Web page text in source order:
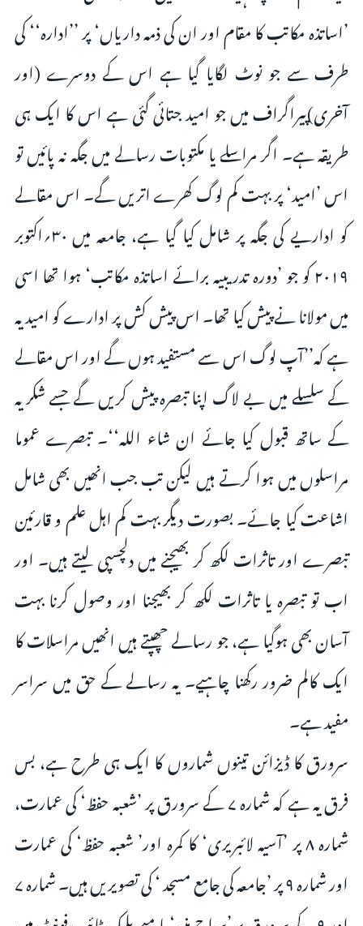
’اساتذہ مکاتب کا مقام اور ان کی ذمہ داریاں‘ پر ’’ادارہ‘‘ کی
طرف سے جو نوٹ لگایا گیا ہے اس کے دوسرے (اور
آخری)پیراگراف میں جو امید جتائی گئی ہے اس کا ایک ہی
طریقہ ہے۔ اگر مراسلے یا مکتوبات رسالے میں جگہ نہ پائیں تو
اس ’امید‘ پر بہت کم لوگ کھرے اتریں گے۔ اس مقالے
کو اداریے کی جگہ پر شامل کیا گیا ہے، جامعہ میں ۳۰؍اکتوبر
۲۰۱۹ کو جو ’دورہ تدریبیہ برائے اساتذہ مکاتب‘ ہوا تھا اسی
میں مولانا نے پیش کیا تھا۔ اس پیش کش پر ادارے کو امید یہ
ہے کہ’’آپ لوگ اس سے مستفید ہوں گے اور اس مقالے
کے سلسلے میں بے لاگ اپنا تبصرہ پیش کریں گے جسے شکریہ
کے ساتھ قبول کیا جائے ان شاء اللہ‘‘۔ تبصرے عموما
مراسلوں میں ہوا کرتے ہیں لیکن تب جب انھیں بھی شامل
اشاعت کیا جائے۔ بصورت دیگر بہت کم اہل علم و قارئین
تبصرے اور تاثرات لکھ کر بھیجنے میں دلچسپی لیتے ہیں۔ اور
اب تو تبصرہ یا تاثرات لکھ کر بھیجنا اور وصول کرنا بہت
آسان بھی ہوگیا ہے، جو رسالے چھپتے ہیں انھیں مراسلات کا
ایک کالم ضرور رکھنا چاہیے۔ یہ رسالے کے حق میں سراسر
مفید ہے۔
سرورق کا ڈیزائن تینوں شماروں کا ایک ہی طرح ہے، بس
فرق یہ ہے کہ شمارہ ۷ کے سرورق پر ’شعبہ حفظ‘ کی عمارت،
شمارہ ۸ پر ’آسیہ لائبریری‘ کا کمرہ اور’ شعبہ حفظ‘ کی عمارت
اور شمارہ ۹ پر ’جامعہ کی جامع مسجد ‘ کی تصویریں ہیں۔ شمارہ ۷